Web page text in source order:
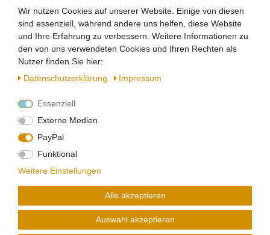
Batterieentsorgung
Infos zu Elektro- und Elektronikgeräten
Barrierefreiheitserklärung
Zahlungsarten
Wir nutzen Cookies auf unserer Website. Einige von diesen
sind essenziell, während andere uns helfen, diese Website
und Ihre Erfahrung zu verbessern. Weitere Informationen zu
den von uns verwendeten Cookies und Ihren Rechten als
Nutzer finden Sie hier:
Daten­schutz­erklärung
Impressum
Essenziell
Externe Medien
PayPal
Funktional
Weitere Einstellungen
Alle akzeptieren
Auswahl akzeptieren